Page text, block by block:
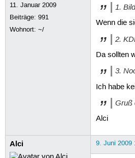
11. Januar 2009
Beiträge:991
Wohnort: ~/
1.
Wenn die
2.
Da sollten
3.
Ich habe
Gruß
Alci
Alci 9. Juni 2009